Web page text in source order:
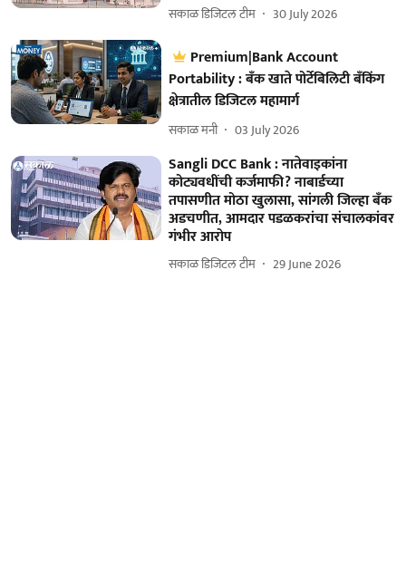
सकाळ डिजिटल टीम 30 July 2026
Premium|Bank Account
Portability : बँक खाते पोर्टेबिलिटी बँकिंग
क्षेत्रातील डिजिटल महामार्ग
सकाळ मनी 03 July 2026
Sangli DCC Bank : नातेवाइकांना
कोट्यवधींची कर्जमाफी? नाबार्डच्या
तपासणीत मोठा खुलासा, सांगली जिल्हा बँक
अडचणीत, आमदार पडळकरांचा संचालकांवर
गंभीर आरोप
सकाळ डिजिटल टीम 29 June 2026